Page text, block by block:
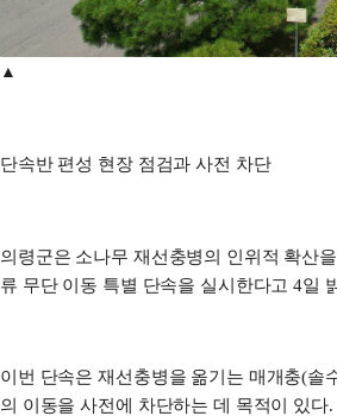
▲
단속반 편성 현장 점검과 사전 차단
의령군은 소나무 재선충병의 인위적 확산
류 무단 이동 특별 단속을 실시한다고4일
이번 단속은 재선충병을 옮기는 매개충(솔
의 이동을 사전에 차단하는 데 목적이 있다.